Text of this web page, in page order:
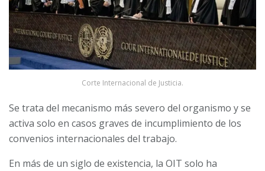
Corte Internacional de Justicia.
Se trata del mecanismo más severo del organismo y se
activa solo en casos graves de incumplimiento de los
convenios internacionales del trabajo.
En más de un siglo de existencia, la OIT solo ha